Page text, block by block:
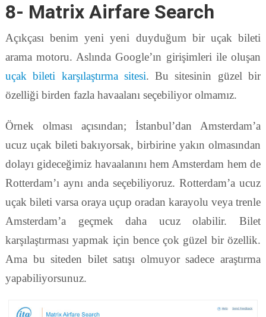
8- Matrix Airfare Search
Açıkçası benim yeni yeni duyduğum bir uçak bileti
arama motoru. Aslında Google’ın girişimleri ile oluşan
uçak bileti karşılaştırma sitesi. Bu sitesinin güzel bir
özelliği birden fazla havaalanı seçebiliyor olmamız.
Örnek olması açısından; İstanbul’dan Amsterdam’a
ucuz uçak bileti bakıyorsak, birbirine yakın olmasından
dolayı gideceğimiz havaalanını hem Amsterdam hem de
Rotterdam’ı aynı anda seçebiliyoruz. Rotterdam’a ucuz
uçak bileti varsa oraya uçup oradan karayolu veya trenle
Amsterdam’a geçmek daha ucuz olabilir. Bilet
karşılaştırması yapmak için bence çok güzel bir özellik.
Ama bu siteden bilet satışı olmuyor sadece araştırma
yapabiliyorsunuz.